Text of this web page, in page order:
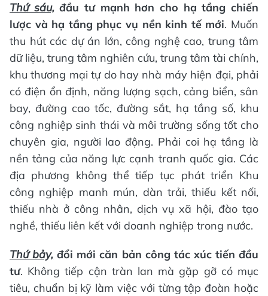
Thứ sáu,đầu tư mạnh hơn cho hạ tầng chiến
lược và hạ tầng phục vụ nền kinh tế mới. Muốn
thu hút các dự án lớn, công nghệ cao, trung tâm
dữ liệu, trung tâm nghiên cứu, trung tâm tài chính,
khu thương mại tự do hay nhà máy hiện đại, phải
có điện ổn định, năng lượng sạch, cảng biển, sân
bay, đường cao tốc, đường sắt, hạ tầng số, khu
công nghiệp sinh thái và môi trường sống tốt cho
chuyên gia, người lao động. Phải coi hạ tầng là
nền tảng của năng lực cạnh tranh quốc gia. Các
địa phương không thể tiếp tục phát triển Khu
công nghiệp manh mún, dàn trải, thiếu kết nối,
thiếu nhà ở công nhân, dịch vụ xã hội, đào tạo
nghề, thiếu liên kết với doanh nghiệp trong nước.
Thứ bảy, đổi mới căn bản công tác xúc tiến đầu
tư. Không tiếp cận tràn lan mà gặp gỡ có mục
tiêu, chuẩn bị kỹ làm việc với từng tập đoàn hoặc